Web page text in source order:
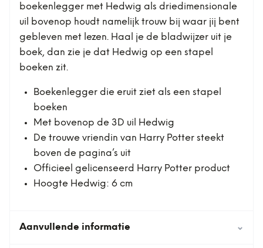
boekenlegger met Hedwig als driedimensionale
uil bovenop houdt namelijk trouw bij waar jij bent
gebleven met lezen. Haal je de bladwijzer uit je
boek, dan zie je dat Hedwig op een stapel
boeken zit.
Boekenlegger die eruit ziet als een stapel
boeken
Met bovenop de 3D uil Hedwig
De trouwe vriendin van Harry Potter steekt
boven de pagina’s uit
Officieel gelicenseerd Harry Potter product
Hoogte Hedwig: 6 cm
Aanvullende informatie ⌄